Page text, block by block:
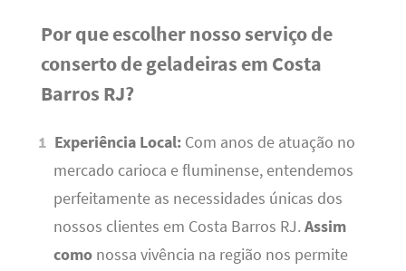
Por que escolher nosso serviço de
conserto de geladeiras em Costa
Barros RJ?
Experiência Local: Com anos de atuação no
mercado carioca e fluminense, entendemos
perfeitamente as necessidades únicas dos
nossos clientes em Costa Barros RJ. Assim
comonossa vivência na região nos permite